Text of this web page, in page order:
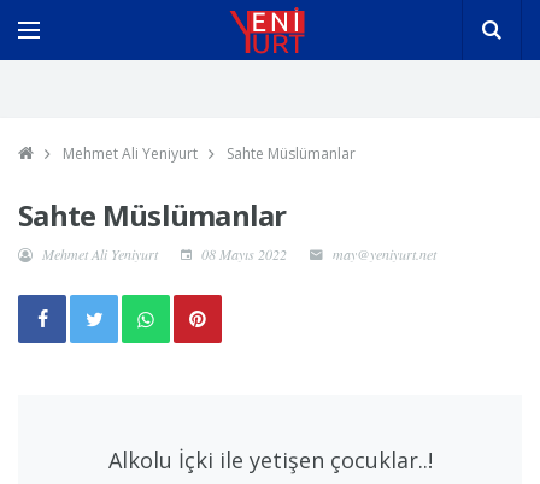
Mehmet Ali Yeniyurt Sahte Müslümanlar
Sahte Müslümanlar
Mehmet Ali Yeniyurt 08 Mayıs 2022 may@yeniyurt.net
Alkolu İçki ile yetişen çocuklar..!